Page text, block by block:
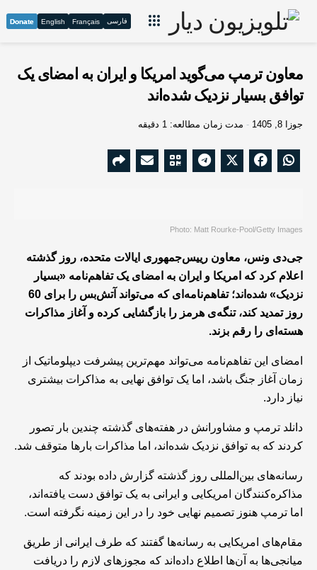
فارسی Français
English
Donate
معاون ترمپ می‌گوید امریکا و ایران به امضای یک
توافق بسیار نزدیک شده‌اند
جوزا 8, 1405 مدت زمان مطالعه: 1 دقیقه
Photo: Matt Rourke-Pool/Getty Images
جی‌دی ونس، معاون رییس‌جمهوری ایالات متحده، روز گذشته
اعلام کرد که امریکا و ایران به امضای یک تفاهم‌نامه «بسیار
نزدیک» شده‌اند؛ تفاهم‌نامه‌ای که می‌تواند آتش‌بس را برای 60
روز تمدید کند، تنگه‌ی هرمز را بازگشایی کرده و آغاز مذاکرات
هسته‌ای را رقم بزند.
امضای این تفاهم‌نامه می‌تواند مهم‌ترین پیشرفت دیپلوماتیک از
زمان آغاز جنگ باشد، اما یک توافق نهایی به مذاکرات بیشتری
نیاز دارد.
دانلد ترمپ و مشاورانش در هفته‌های گذشته چندین بار تصور
کردند که به توافق نزدیک شده‌اند، اما مذاکرات بارها متوقف شد.
رسانه‌های بین‌المللی روز گذشته گزارش داده بودند که
مذاکره‌کنندگان امریکایی و ایرانی به یک توافق دست یافته‌اند،
اما ترمپ هنوز تصمیم نهایی خود را در این زمینه نگرفته است.
مقام‌های امریکایی به رسانه‌ها گفتند که طرف ایرانی از طریق
میانجی‌ها به آن‌ها اطلاع داده‌اند که مجوزهای لازم را دریافت